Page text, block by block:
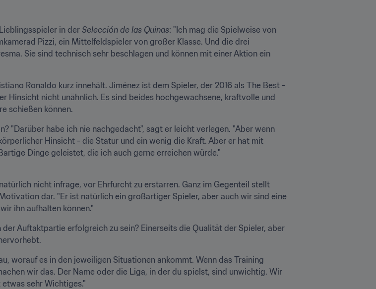
in der Selección de las Quinas: "Ich mag die Spielweise von
Pizzi, ein Mittelfeldspieler von großer Klasse. Und die drei
Sie sind technisch sehr beschlagen und können mit einer Aktion ein
Ronaldo kurz innehält. Jiménez ist dem Spieler, der 2016 als The Best -
Hinsicht nicht unähnlich. Es sind beides hochgewachsene, kraftvolle und
schießen können.
"Darüber habe ich nie nachgedacht", sagt er leicht verlegen. "Aber wenn
Hinsicht - die Statur und ein wenig die Kraft. Aber er hat mit
Dinge geleistet, die ich auch gerne erreichen würde."
natürlich nicht infrage, vor Ehrfurcht zu erstarren. Ganz im Gegenteil stellt
dar. "Er ist natürlich ein großartiger Spieler, aber auch wir sind eine
ihn aufhalten können."
Auftaktpartie erfolgreich zu sein? Einerseits die Qualität der Spieler, aber
worauf es in den jeweiligen Situationen ankommt. Wenn das Training
wir das. Der Name oder die Liga, in der du spielst, sind unwichtig. Wir
sehr Wichtiges."